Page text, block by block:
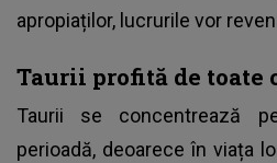
apropiaților, lucrurile vor
Taurii profită de
Taurii se concentrează
perioadă, deoarece în viața